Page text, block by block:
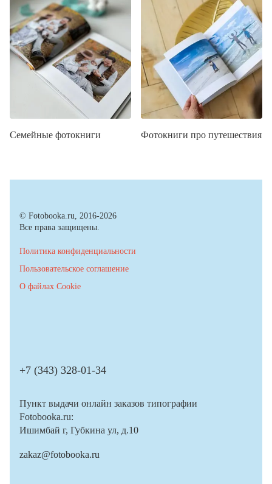
Семейные фотокниги Фотокниги про путешествия
© Fotobooka.ru, 2016-2026
Все права защищены.
Политика конфиденциальности
Пользовательское соглашение
О файлах Cookie
+7 (343) 328-01-34
Пункт выдачи онлайн заказов типографии
Fotobooka.ru:
Ишимбай г, Губкина ул, д.10
zakaz@fotobooka.ru